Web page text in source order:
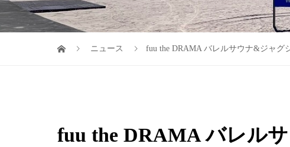
ニュース fuu the DRAMA バレルサウナ&ジャグ
fuu the DRAMA バレル